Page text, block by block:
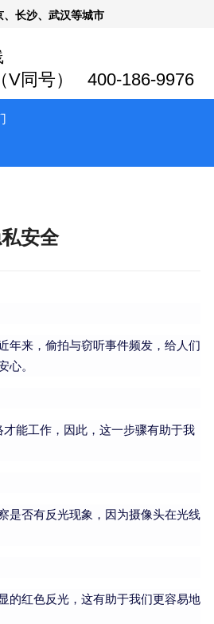
V同号） 400-186-9976
长沙、武汉等城市
安全
年来，偷拍与窃听事件频发，给人们
。
能工作，因此，这一步骤有助于我
是否有反光现象，因为摄像头在光线
的红色反光，这有助于我们更容易地